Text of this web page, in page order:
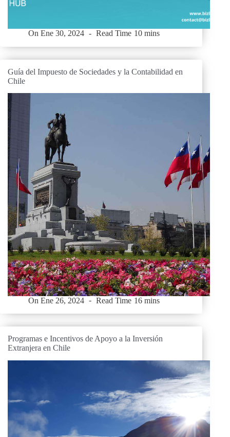
On Ene 30, 2024 Read Time 10 mins
Guía del Impuesto de Sociedades y la Contabilidad en
Chile
On Ene 26, 2024 Read Time 16 mins
Programas e Incentivos de Apoyo a la Inversión
Extranjera en Chile